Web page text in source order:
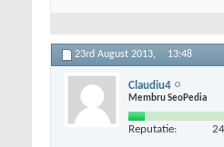
23rd August 2013, 13:48
Claudiu4
Membru SeoPedia
Reputatie: 24